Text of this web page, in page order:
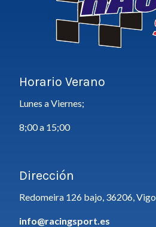
Horario Verano
Lunes a Viernes;
8;00 a 15;00
Dirección
Redomeira 126 bajo, 36206, Vigo
info@racingsport.es